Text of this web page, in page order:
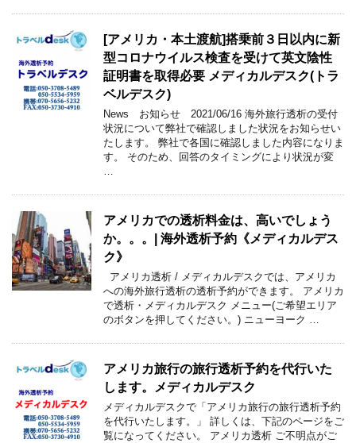
[アメリカ・本土渡航]搭乗前３日以内に新
型コロナウイルス検査を受けて英文陰性
証明書を取得必要 メディカルデスク(トラ
ベルデスク)
News お知らせ 2021/06/16 海外旅行透析の受付
状況について弊社で確認しました状況をお知らせい
たします。 弊社で各国に確認しました内容になりま
す。 そのため、回答のタイミングにより状況が変
…
アメリカでの透析料金は、高いでしょう
か。。。| 海外透析予約《メディカルデス
ク》
アメリカ透析 / メディカルデスクでは、アメリカ
への海外旅行透析の透析予約ができます。 アメリカ
で透析・メディカルデスク メニュー(ご希望エリア
のボタンを押してください。) ニューヨーク …
アメリカ旅行の旅行透析予約を代行いた
します。メディカルデスク
メディカルデスクで「アメリカ旅行の旅行透析予約
を代行いたします。」 詳しくは、下記のページをご
覧になってください。 アメリカ透析 ご不明点がご